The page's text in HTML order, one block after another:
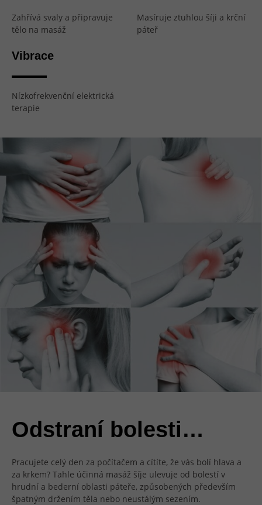
Zahřívá svaly a připravuje
tělo na masáž
Masíruje ztuhlou šíji a krční
páteř
Vibrace
Nízkofrekvenční elektrická
terapie
Odstraní bolesti…
Pracujete celý den za počítačem a cítíte, že vás bolí hlava a
za krkem? Tahle účinná masáž šíje ulevuje od bolestí v
hrudní a bederní oblasti páteře, způsobených především
špatným držením těla nebo neustálým sezením.